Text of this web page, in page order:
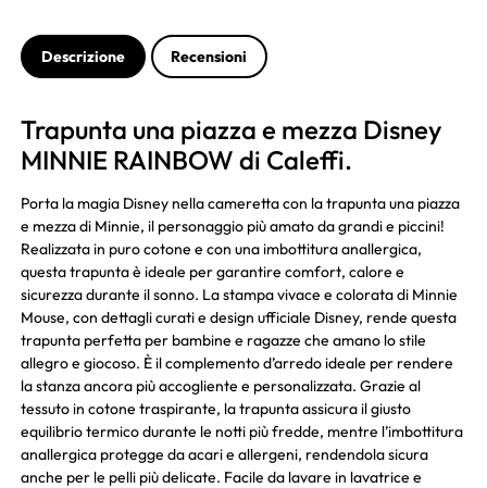
Descrizione Recensioni
Trapunta una piazza e mezza Disney
MINNIE RAINBOW di Caleffi.
Porta la magia Disney nella cameretta con la trapunta una piazza
e mezza di Minnie, il personaggio più amato da grandi e piccini!
Realizzata in puro cotone e con una imbottitura anallergica,
questa trapunta è ideale per garantire comfort, calore e
sicurezza durante il sonno. La stampa vivace e colorata di Minnie
Mouse, con dettagli curati e design ufficiale Disney, rende questa
trapunta perfetta per bambine e ragazze che amano lo stile
allegro e giocoso. È il complemento d’arredo ideale per rendere
la stanza ancora più accogliente e personalizzata. Grazie al
tessuto in cotone traspirante, la trapunta assicura il giusto
equilibrio termico durante le notti più fredde, mentre l’imbottitura
anallergica protegge da acari e allergeni, rendendola sicura
anche per le pelli più delicate. Facile da lavare in lavatrice e